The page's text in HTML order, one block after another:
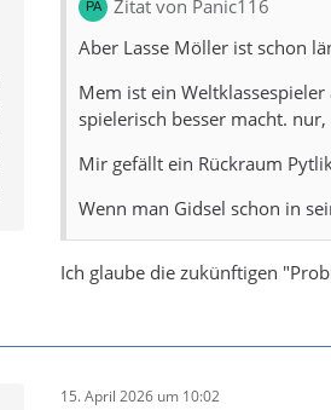
Zitat von Panic116
Aber Lasse Möller ist schon
Mem ist ein
spielerisch besser macht.
Mir gefällt ein Rückraum
Wenn man Gidsel schon in
Ich glaube die zukünftigen
15. April 2026 um 10:02